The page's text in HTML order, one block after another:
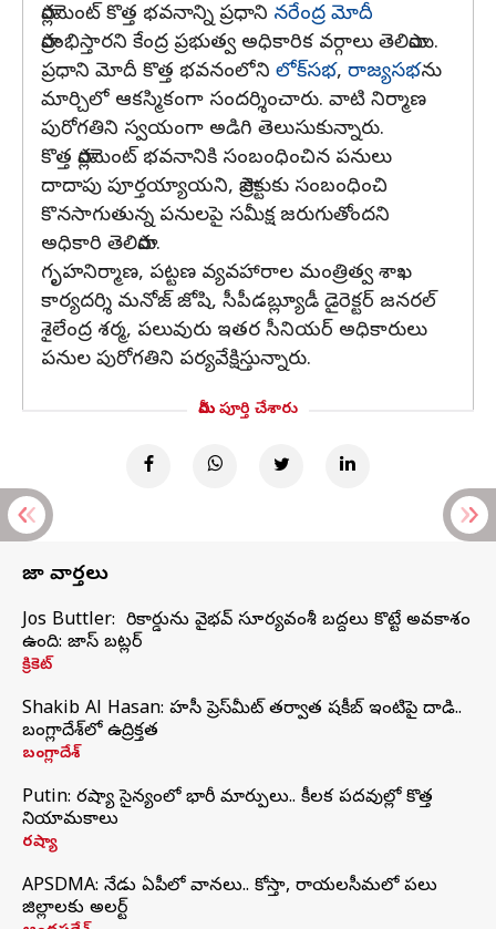
పార్లమెంట్ కొత్త భవనాన్ని ప్రధాని నరేంద్ర మోదీ
ప్రారంభిస్తారని కేంద్ర ప్రభుత్వ అధికారిక వర్గాలు తెలిపాయి.
ప్రధాని మోదీ కొత్త భవనంలోని లోక్‌సభ, రాజ్యసభ‌ను
మార్చిలో ఆకస్మికంగా సందర్శించారు. వాటి నిర్మాణ
పురోగతిని స్వయంగా అడిగి తెలుసుకున్నారు.
కొత్త పార్లమెంట్ భవనానికి సంబంధించిన పనులు
దాదాపు పూర్తయ్యాయని, ప్రాజెక్టుకు సంబంధించి
కొనసాగుతున్న పనులపై సమీక్ష జరుగుతోందని
అధికారి తెలిపారు.
గృహనిర్మాణ, పట్టణ వ్యవహారాల మంత్రిత్వ శాఖ
కార్యదర్శి మనోజ్ జోషి, సీపీడబ్ల్యూడీ డైరెక్టర్ జనరల్
శైలేంద్ర శర్మ, పలువురు ఇతర సీనియర్ అధికారులు
పనుల పురోగతిని పర్యవేక్షిస్తున్నారు.
మీరు పూర్తి చేశారు
తాజా వార్తలు
Jos Buttler: నా రికార్డును వైభవ్ సూర్యవంశీ బద్దలు కొట్టే అవకాశం
ఉంది: జాస్ బట్లర్
క్రికెట్
Shakib Al Hasan: హసీనా ప్రెస్‌మీట్‌ తర్వాత షకీబ్‌ ఇంటిపై దాడి..
బంగ్లాదేశ్‌లో ఉద్రిక్తత
బంగ్లాదేశ్
Putin: రష్యా సైన్యంలో భారీ మార్పులు.. కీలక పదవుల్లో కొత్త
నియామకాలు
రష్యా
APSDMA: నేడు ఏపీలో వానలు.. కోస్తా, రాయలసీమలో పలు
జిల్లాలకు అలర్ట్